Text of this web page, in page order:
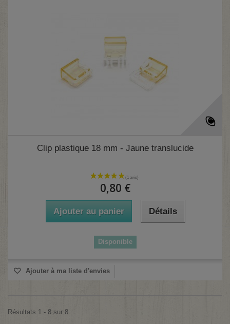
Clip plastique 18 mm - Jaune translucide
0,80 €
Ajouter au panier Détails
Disponible
Ajouter à ma liste d'envies
Résultats 1 - 8 sur 8.